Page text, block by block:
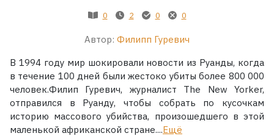
0 2 0 0
Автор: Филипп Гуревич
В 1994 году мир шокировали новости из Руанды, когда
в течение 100 дней были жестоко убиты более 800 000
человек.Филип Гуревич, журналист The New Yorker,
отправился в Руанду, чтобы собрать по кусочкам
историю массового убийства, произошедшего в этой
маленькой африканской стране....Ещё